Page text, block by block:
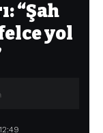
“Şah
yol